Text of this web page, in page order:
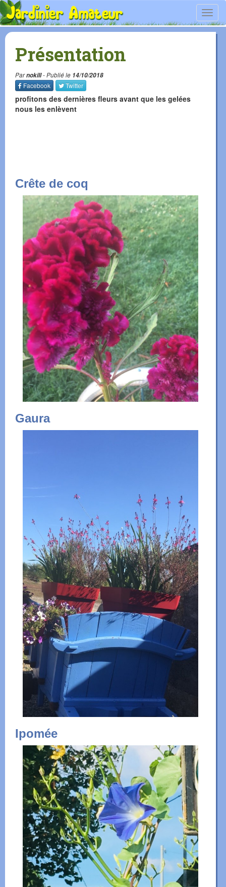
Présentation
Parnokill- Publié le 14/10/2018
Facebook
Twitter
profitons des dernières fleurs avant que les gelées
nous les enlèvent
Crête de coq
Gaura
Ipomée